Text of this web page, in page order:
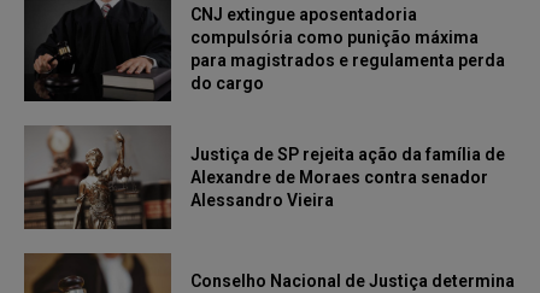
CNJ extingue aposentadoria
compulsória como punição máxima
para magistrados e regulamenta perda
do cargo
Justiça de SP rejeita ação da família de
Alexandre de Moraes contra senador
Alessandro Vieira
Conselho Nacional de Justiça determina